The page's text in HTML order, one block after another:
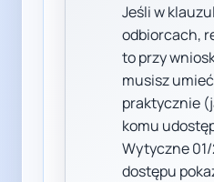
Jeśli w
odbiorcach,
to przy
musisz
praktycznie
komu
Wytyczne
dostępu